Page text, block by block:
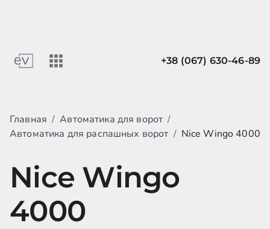
+38 (067) 630-46-89
Главная / Автоматика для ворот /
Автоматика для распашных ворот / Nice Wingo 4000
Nice Wingo
4000